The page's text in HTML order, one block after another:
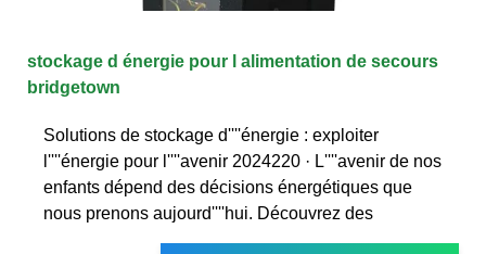
stockage d énergie pour l alimentation de secours
bridgetown
Solutions de stockage d''''énergie : exploiter
l''''énergie pour l''''avenir 2024220 · L''''avenir de nos
enfants dépend des décisions énergétiques que
nous prenons aujourd''''hui. Découvrez des